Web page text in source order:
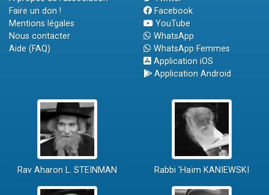
Faire un don !
Mentions légales
Nous contacter
Aide (FAQ)
Facebook
YouTube
WhatsApp
WhatsApp Femmes
Application iOS
Application Android
Rav Aharon L. STEINMAN Rabbi 'Haïm KANIEWSKI